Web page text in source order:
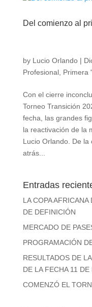
Del comienzo al
by Lucio Orlando|
Profesional, Primera
Con el cierre
Torneo Transición
fecha, las grandes
la reactivación de la
Lucio Orlando. De
atrás...
Entradas
LA COPA
DE DEFINICIÓN
MERCADO DE
PROGRAMACIÓN
RESULTADOS DE
DE LA FECHA 11 DE
COMENZÓ EL